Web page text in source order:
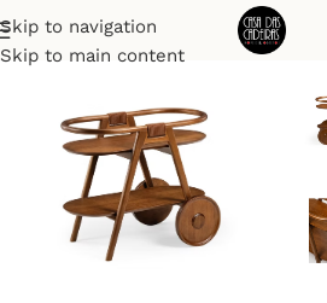
Skip to navigation
Skip to main content
Início Bares e Carrinhos de Chá